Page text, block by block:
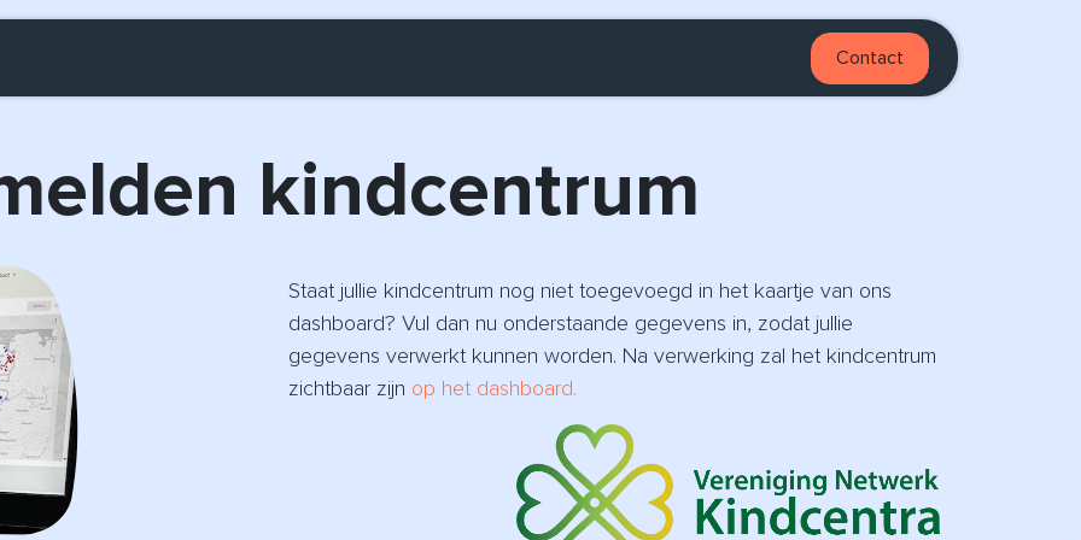
Contact
kindcentrum
Staat jullie kindcentrum nog niet toegevoegd in het kaartje van ons
dashboard? Vul dan nu onderstaande gegevens in, zodat jullie
gegevens verwerkt kunnen worden. Na verwerking zal het kindcentrum
zichtbaar zijn op het dashboard.